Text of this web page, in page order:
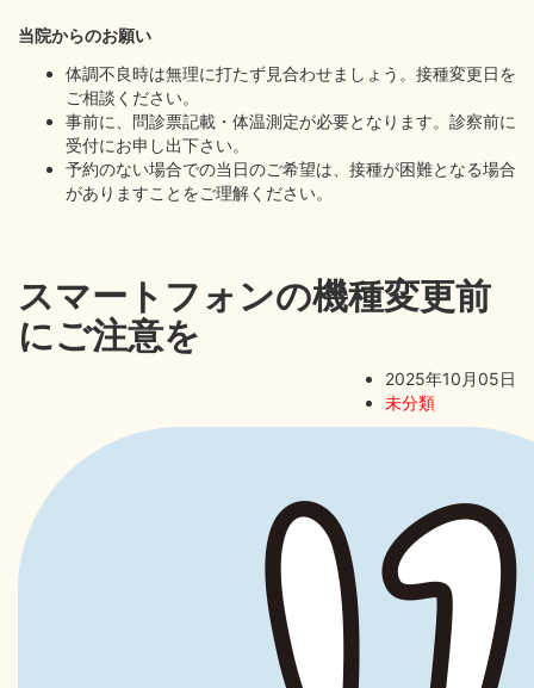
当院からのお願い
体調不良時は無理に打たず見合わせましょう。接種変更日を
ご相談ください。
事前に、問診票記載・体温測定が必要となります。診察前に
受付にお申し出下さい。
予約のない場合での当日のご希望は、接種が困難となる場合
がありますことをご理解ください。
スマートフォンの機種変更前
にご注意を
2025年10月05日
未分類